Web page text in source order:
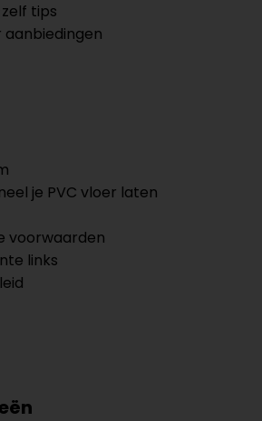
tips
aanbiedingen
je PVC vloer laten
voorwaarden
links